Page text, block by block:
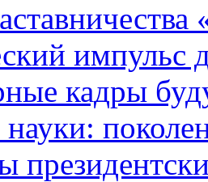
импульс
кадры